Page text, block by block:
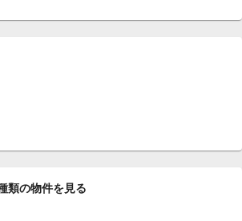
類の物件を見る